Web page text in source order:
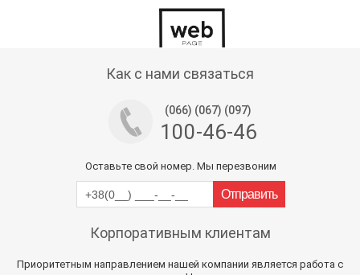
Как с нами связаться
(066) (067) (097)
100-46-46
Оставьте свой номер. Мы перезвоним
Корпоративным клиентам
Приоритетным направлением нашей компании является работа с